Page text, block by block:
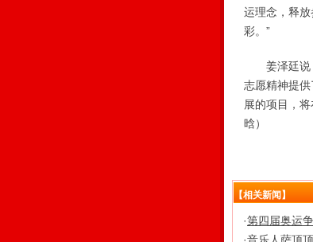
运理念，释
彩。”
姜泽廷说，
志愿精神提
展的项目，
晗）
【相关新闻】
·第四届奥运